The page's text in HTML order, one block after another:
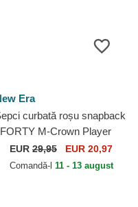
Era
curbată roșu snapback
M-Crown Player
Replica de Philadelphia
Phillies MLB de New Era
EUR 29,95 EUR 20,97
Comandă-l 11 - 13 august